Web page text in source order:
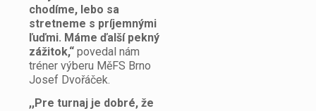
chodíme, lebo sa
stretneme s príjemnými
ľuďmi. Máme ďalší pekný
zážitok,“ povedal nám
tréner výberu MěFS Brno
Josef Dvořáček.
,,Pre turnaj je dobré, že